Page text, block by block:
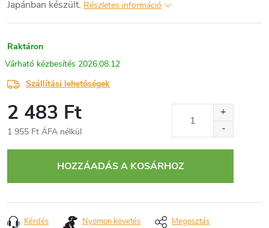
Japánban készült. Részletes információ
Raktáron
2026.08.12
Szállítási lehetőségek
2 483 Ft
1 955 Ft ÁFA nélkül
HOZZÁADÁS A KOSÁRHOZ
Kérdés Nyomon követés Megosztás